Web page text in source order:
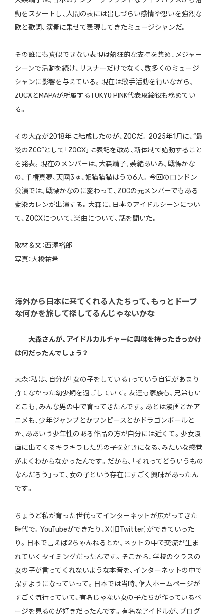
動をスタートし、人間の表には出しづらい感情や想いを強烈な
歌と歌詞、演奏に乗せて表現してきたミュージシャンだ。
その誰にも真似できない表現は熱狂的な支持を集め、メジャー
シーンで活動を続け、リスナーだけでなく、数多くのミュージ
シャンに影響を与えている。現在は歌手活動を行いながら、
ZOCXとMAPAが所属するTOKYO PINK代表取締役も務めてい
る。
その大森が2018年に結成したのが、ZOCだ。2025年1月に、“最
後のZOC”として「ZOCX」に表記を改め、新体制で始動すること
を発表。現在のメンバーは、大森靖子、荼緒あいみ、戦慄かな
の、千椿真夢、天國3ゅ、姫猫猫猫はうの6人。今回のロンドン
公演では、戦慄かなのに変わって、ZOCの元メンバーでもある
藍染カレンが出演する。大森に、日本のアイドルシーンについ
て、ZOCXについて、楽曲について、話を聞いた。
取材＆文：西澤裕郎
写真：大橋祐希
海外から日本に来てくれる人たちって、もっとドープ
な何かを旅して探してるんじゃないかな
──大森さんが、アイドルカルチャーに興味を持ったきっかけ
は何だったんでしょう？
大森：私は、自分が「女の子をしている」っていう自覚があまり
持てなかった幼少期を過ごしていて。友達も家族も、兄弟もい
とこも、みんな男の中で育ってきたんです。あとは漫画とかア
ニメも、少年ジャンプとかワンピースとかドラゴンボールと
か、ああいう少年性のある作品の方が自分には近くて。少女漫
画に出てくるキラキラした男の子を好きになる、みたいな感覚
がよくわからなかったんです。だから、「それってどういうもの
なんだろう」って、女の子という存在にすごく興味があったん
です。
ちょうど私が育った世代ってインターネットが広がってきた
時代で。YouTubeができたり、X（旧Twitter）ができていった
り。日本で言えば2ちゃんねるとか、ネットの中で交流が生ま
れていくタイミングだったんです。そこから、学校のクラスの
女の子が言ってくれないような本音を、インターネットの中で
探すようになっていって。日本では当時、個人ホームページが
すごく流行っていて、有名じゃない女の子たちが作っているペ
ージを見るのが好きだったんです。有名なアイドルが、ブログ